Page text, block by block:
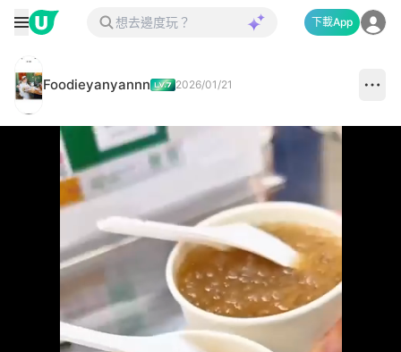
下載App
Foodieyanyannn 2026/01/21